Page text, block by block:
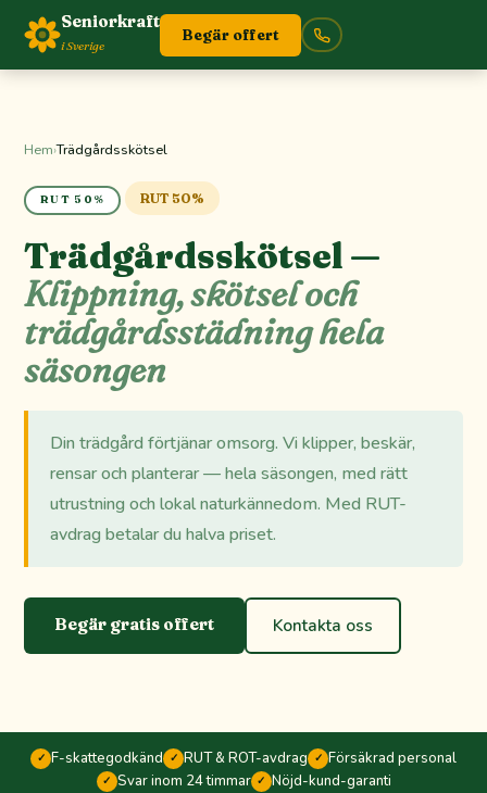
Seniorkraft
i Sverige
Begär offert
Hem›Trädgårdsskötsel
RUT 50% RUT 50%
Trädgårdsskötsel —
Klippning, skötsel och
trädgårdsstädning hela
säsongen
Din trädgård förtjänar omsorg. Vi klipper, beskär,
rensar och planterar — hela säsongen, med rätt
utrustning och lokal naturkännedom. Med RUT-
avdrag betalar du halva priset.
Begär gratis offert Kontakta oss
✓ F-skattegodkänd ✓ RUT & ROT-avdrag ✓ Försäkrad personal
✓ Svar inom 24 timmar ✓ Nöjd-kund-garanti